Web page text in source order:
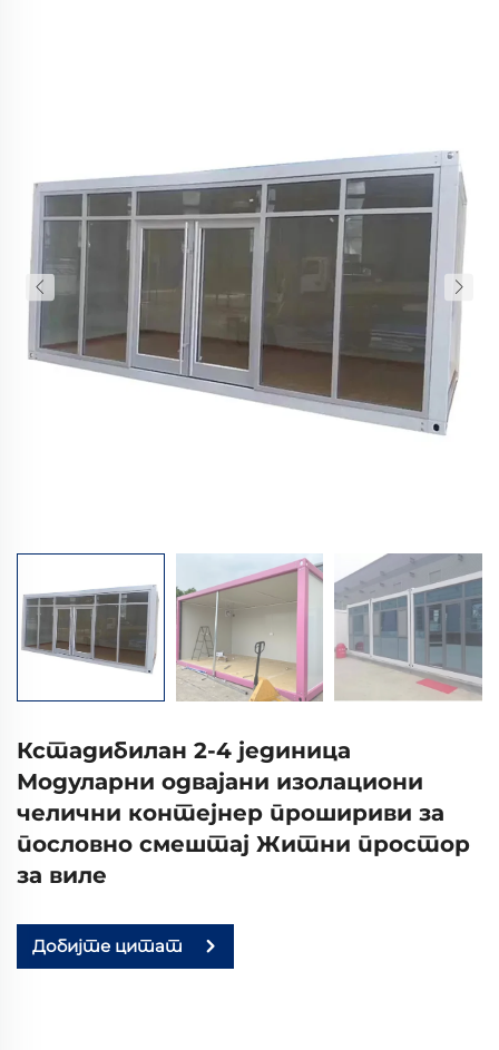
Кстадибилан 2-4 јединица
Модуларни одвајани изолациони
челични контејнер прошириви за
пословно смештај Житни простор
за виле
Добијте цитат